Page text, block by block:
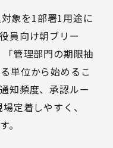
象を1部署1用途に
員向け朝ブリー
管理部門の期限抽
単位から始めるこ
知頻度、承認ルー
定着しやすく、
。